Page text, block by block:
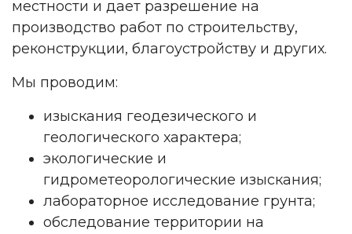
местности и дает разрешение на
производство работ по строительству,
реконструкции, благоустройству и других.
Мы проводим:
изыскания геодезического и
геологического характера;
экологические и
гидрометеорологические изыскания;
лабораторное исследование грунта;
обследование территории на